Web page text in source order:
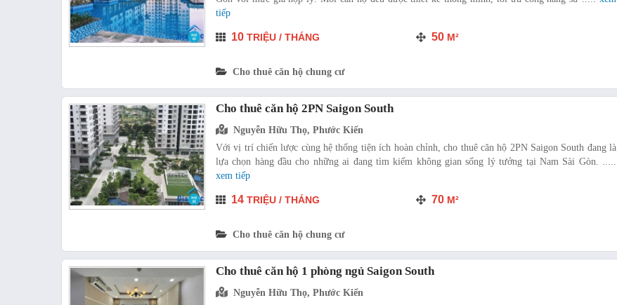
tiếp
10 TRIỆU / THÁNG 50 M²
Cho thuê căn hộ chung cư
Cho thuê căn hộ 2PN Saigon South
Nguyễn Hữu Thọ, Phước Kiển
Với vị trí chiến lược cùng hệ thống tiện ích hoàn chỉnh, cho thuê căn hộ 2PN Saigon South đang là
lựa chọn hàng đầu cho những ai đang tìm kiếm không gian sống lý tưởng tại Nam Sài Gòn. .....
xem tiếp
14 TRIỆU / THÁNG 70 M²
Cho thuê căn hộ chung cư
Cho thuê căn hộ 1 phòng ngủ Saigon South
Nguyễn Hữu Thọ, Phước Kiển